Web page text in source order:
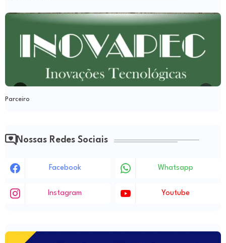
Parceiro
Nossas Redes Sociais
Facebook Whatsapp
Instagram Youtube